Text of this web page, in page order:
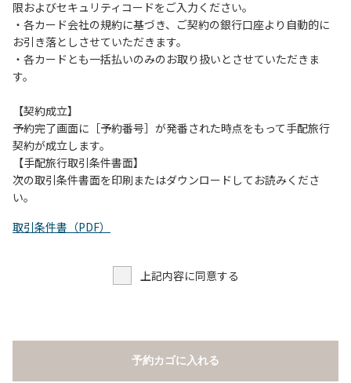
限およびセキュリティコードをご入力ください。
・各カード会社の規約に基づき、ご契約の銀行口座より自動的に
お引き落としさせていただきます。
・各カードとも一括払いのみのお取り扱いとさせていただきま
す。
【契約成立】
予約完了画面に［予約番号］が発番された時点をもって手配旅行
契約が成立します。
【手配旅行取引条件書面】
次の取引条件書面を印刷またはダウンロードしてお読みくださ
い。
取引条件書（PDF）
上記内容に同意する
予約カゴに入れる